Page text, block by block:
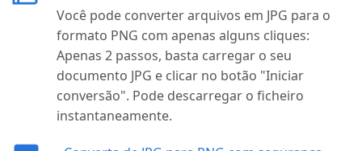
Você pode converter arquivos em JPG para o
formato PNG com apenas alguns cliques:
Apenas 2 passos, basta carregar o seu
documento JPG e clicar no botão "Iniciar
conversão". Pode descarregar o ficheiro
instantaneamente.